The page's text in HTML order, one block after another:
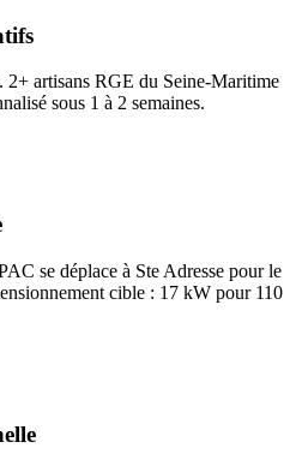
artisans RGE du Seine-Maritime
sous 1 à 2 semaines.
se déplace à Ste Adresse pour le
cible : 17 kW pour 110